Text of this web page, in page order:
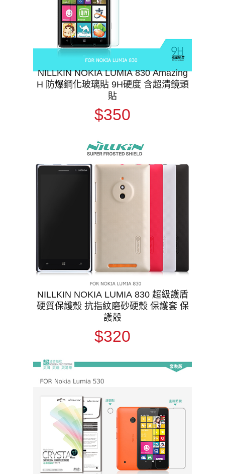
NILLKIN NOKIA LUMIA 830 Amazing
H 防爆鋼化玻璃貼 9H硬度 含超清鏡頭
貼
$350
NILLKIN NOKIA LUMIA 830 超級護盾
硬質保護殼 抗指紋磨砂硬殼 保護套 保
護殼
$320